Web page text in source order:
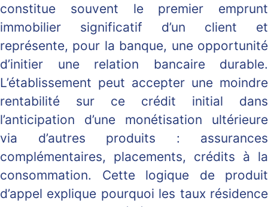
constitue souvent le premier emprunt
immobilier significatif d’un client et
représente, pour la banque, une opportunité
d’initier une relation bancaire durable.
L’établissement peut accepter une moindre
rentabilité sur ce crédit initial dans
l’anticipation d’une monétisation ultérieure
via d’autres produits : assurances
complémentaires, placements, crédits à la
consommation. Cette logique de produit
d’appel explique pourquoi les taux résidence